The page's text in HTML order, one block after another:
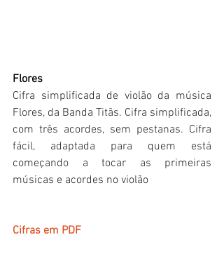
Flores
Cifra simplificada de violão da música
Flores, da Banda Titãs. Cifra simplificada,
com três acordes, sem pestanas. Cifra
fácil, adaptada para quem está
começando a tocar as primeiras
músicas e acordes no violão
Cifras em PDF